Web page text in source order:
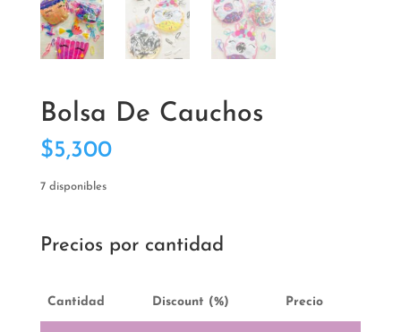
Bolsa De Cauchos
$5,300
7 disponibles
Precios por cantidad
Cantidad Discount (%) Precio